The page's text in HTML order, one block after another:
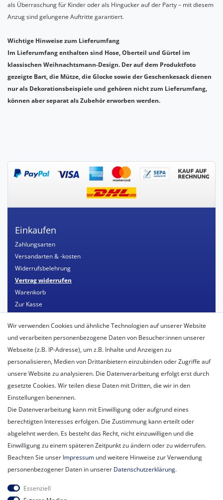
als Überraschung für Kinder oder als Hingucker auf der Party – mit diesem
Anzug sind gelungene Auftritte garantiert.
Wichtige Hinweise zum Lieferumfang
Im Lieferumfang enthalten sind Hose, Oberteil und Gürtel im
klassischen Weihnachtsmann-Design. Der auf dem Produktfoto
gezeigte Bart, die Mütze, die Glocke sowie der Geschenkesack dienen
nur als Dekorationsbeispiele und gehören nicht zum Lieferumfang,
können aber separat als Zubehör erworben werden.
Einkaufen
Zahlungsarten
Versandarten & -kosten
Widerrufsbelehrung
Vertrag widerrufen
Warenkorb
Zur Kasse
Mein Konto
Registrieren
Login
Unternehmen
Unser Ballon-Lieferservice
Unsere Mitarbeiter
Datenschutzerklärung
AGB
Impressum
Newsletter
Newsletter
Honig
Wir verwenden Cookies und ähnliche Technologien auf unserer Website
und verarbeiten personenbezogene Daten von Besucher:innen unserer
Webseite (z.B. IP-Adresse), um z.B. Inhalte und Anzeigen zu
personalisieren, Medien von Drittanbietern einzubinden oder Zugriffe auf
unsere Website zu analysieren. Die Datenverarbeitung erfolgt erst durch
gesetzte Cookies. Wir teilen diese Daten mit Dritten, die wir in den
Einstellungen benennen.
Die Datenverarbeitung kann mit Einwilligung oder aufgrund eines
berechtigten Interesses erfolgen. Die Zustimmung kann erteilt oder
abgelehnt werden. Es besteht das Recht, nicht einzuwilligen und die
Einwilligung zu einem späteren Zeitpunkt zu ändern oder zu widerrufen.
Beachten Sie unser Impressum und weitere Hinweise zur Verwendung
personenbezogener Daten in unserer Daten­schutz­erklärung.
Essenziell